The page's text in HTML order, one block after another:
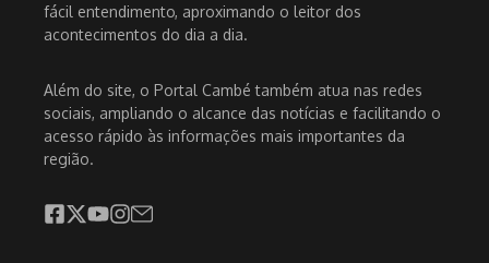
fácil entendimento, aproximando o leitor dos
acontecimentos do dia a dia.
Além do site, o Portal Cambé também atua nas redes
sociais, ampliando o alcance das notícias e facilitando o
acesso rápido às informações mais importantes da
região.